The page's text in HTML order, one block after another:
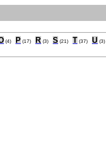
(4) P (17) R (3) S (21) T (37) U (3)